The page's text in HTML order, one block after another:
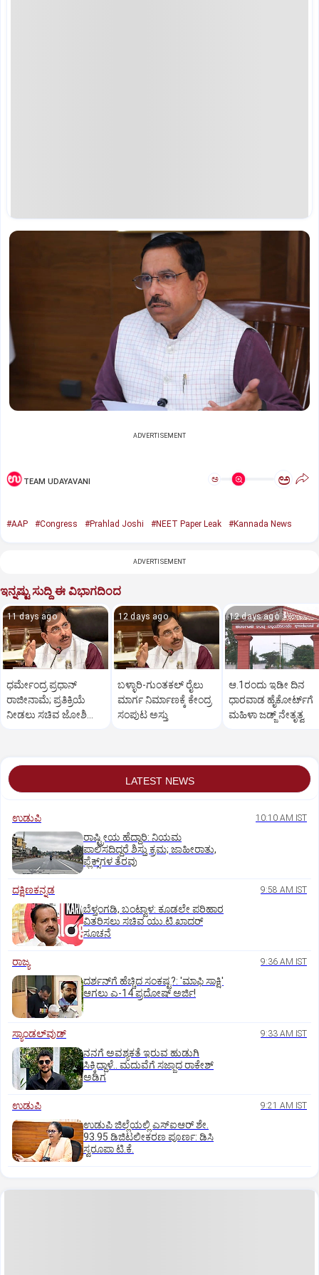
ADVERTISEMENT
TEAM UDAYAVANI ಅ ಅ
#AAP #Congress #Prahlad Joshi #NEET Paper Leak #Kannada News
ADVERTISEMENT
ಇನ್ನಷ್ಟು ಸುದ್ದಿ ಈ ವಿಭಾಗದಿಂದ
11 days ago
ಧರ್ಮೇಂದ್ರ ಪ್ರಧಾನ್
ರಾಜೀನಾಮೆ; ಪ್ರತಿಕ್ರಿಯೆ
ನೀಡಲು ಸಚಿವ ಜೋಶಿ
12 days ago
ಬಳ್ಳಾರಿ-ಗುಂತಕಲ್‌ ರೈಲು
ಮಾರ್ಗ ನಿರ್ಮಾಣಕ್ಕೆ ಕೇಂದ್ರ
ಸಂಪುಟ ಅಸ್ತು
12 days ago
ಆ.1ರಂದು ಇಡೀ ದಿನ
ಧಾರವಾಡ ಹೈಕೋರ್ಟ್‌ಗೆ
ಮಹಿಳಾ ಜಡ್ಜ್ ನೇತೃತ್ವ
LATEST NEWS
ಉಡುಪಿ 10:10 AM IST
ರಾಷ್ಟ್ರೀಯ ಹೆದ್ದಾರಿ: ನಿಯಮ
ಪಾಲಿಸದಿದ್ದರೆ ಶಿಸ್ತು ಕ್ರಮ; ಜಾಹೀರಾತು,
ಫ್ಲೆಕ್ಸ್‌ಗಳ ತೆರವು
ದಕ್ಷಿಣಕನ್ನಡ 9:58 AM IST
ಬೆಳ್ತಂಗಡಿ, ಬಂಟ್ವಾಳ: ಕೂಡಲೇ ಪರಿಹಾರ
ವಿತರಿಸಲು ಸಚಿವ ಯು.ಟಿ.ಖಾದರ್‌
ಸೂಚನೆ
ರಾಜ್ಯ 9:36 AM IST
ದರ್ಶನ್‌ಗೆ ಹೆಚ್ಚಿದ ಸಂಕಷ್ಟ?: 'ಮಾಫಿ ಸಾಕ್ಷಿ'
ಆಗಲು ಎ-14 ಪ್ರದೋಷ್ ಅರ್ಜಿ!
ಸ್ಯಾಂಡಲ್‌ವುಡ್‌ 9:33 AM IST
ನನಗೆ ಅವಶ್ಯಕತೆ ಇರುವ ಹುಡುಗಿ
ಸಿಕ್ಕಿದ್ದಾಳೆ.. ಮದುವೆಗೆ ಸಜ್ಜಾದ ರಾಕೇಶ್
ಅಡಿಗ
ಉಡುಪಿ 9:21 AM IST
ಉಡುಪಿ ಜಿಲ್ಲೆಯಲ್ಲಿ ಎಸ್‌ಐಆರ್‌ ಶೇ.
93.95 ಡಿಜಿಟಲೀಕರಣ ಪೂರ್ಣ: ಡಿಸಿ
ಸ್ವರೂಪಾ ಟಿ.ಕೆ.